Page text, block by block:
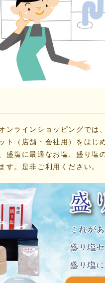
ンラインショッピングでは
ト（店舗・会社用）をはじ
盛塩に最適なお塩、盛り塩
す。是非ご利用ください。